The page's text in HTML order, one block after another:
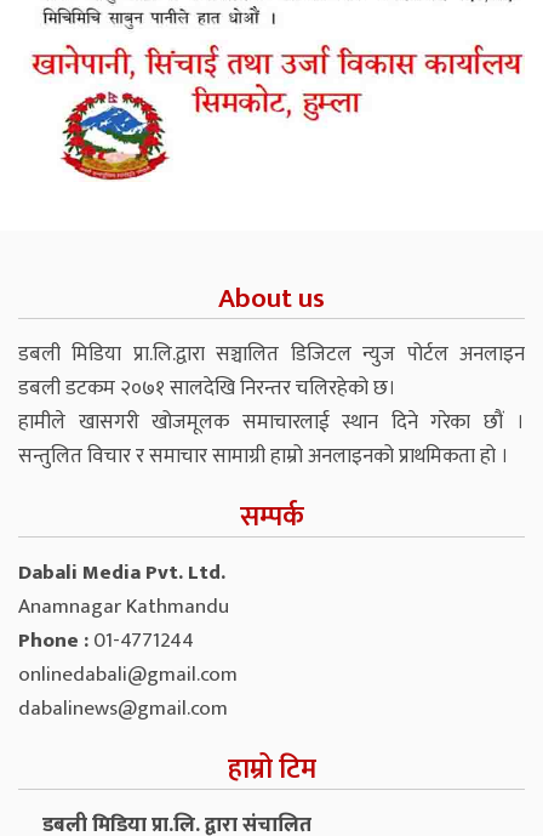
About us
डबली मिडिया प्रा.लि.द्वारा सञ्चालित डिजिटल न्युज पोर्टल अनलाइन
डबली डटकम २०७१ सालदेखि निरन्तर चलिरहेको छ।
हामीले खासगरी खोजमूलक समाचारलाई स्थान दिने गरेका छौं ।
सन्तुलित विचार र समाचार सामाग्री हाम्रो अनलाइनको प्राथमिकता हो ।
सम्पर्क
Dabali Media Pvt. Ltd.
Anamnagar Kathmandu
Phone :01-4771244
onlinedabali@gmail.com
dabalinews@gmail.com
हाम्रो टिम
डबली मिडिया प्रा.लि. द्वारा संचालित